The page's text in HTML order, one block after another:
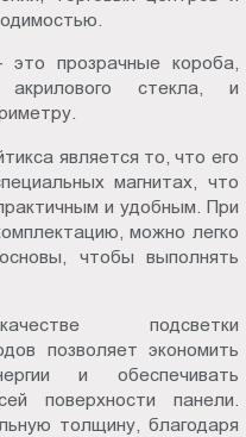
прозрачные короба,
акрилового стекла, и
является то, что его
магнитах, что
и удобным. При
можно легко
чтобы выполнять
подсветки
позволяет экономить
и обеспечивать
поверхности панели.
толщину, благодаря